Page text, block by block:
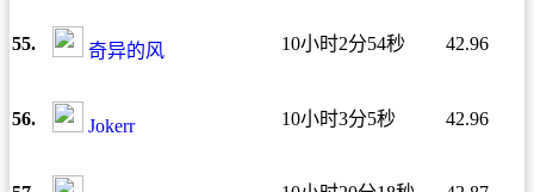
55. 奇异的风 10小时2分54秒 42.96
56. Jokerr 10小时3分5秒 42.96